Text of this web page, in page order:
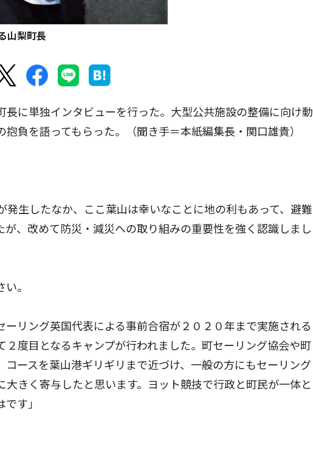
山梨町長
に単独インタビューを行った。大型公共施設の整備に向け動
負を語ってもらった。（聞き手＝本紙編集長・関口雄貴）
生したなか、ここ葉山は幸いなことに地の利もあって、避難
、改めて防災・減災への取り組みの重要性を強く認識しまし
。
リング英国代表による事前合宿が２０２０年まで実施される
度目となるキャンプが行われました。町セーリング協会や町
コースを葉山港ギリギリまで近づけ、一般の方にもセーリング
きく寄与したと思います。ヨット競技で行政と町民が一体と
す」